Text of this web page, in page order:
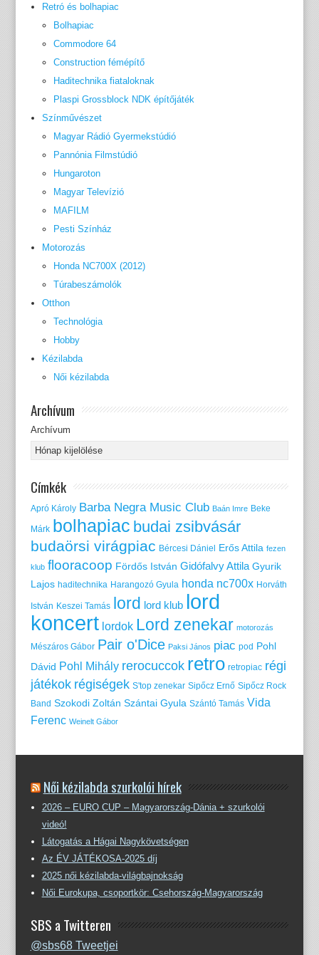
Retró és bolhapiac
Bolhapiac
Commodore 64
Construction fémépítő
Haditechnika fiataloknak
Plaspi Grossblock NDK építőjáték
Színművészet
Magyar Rádió Gyermekstúdió
Pannónia Filmstúdió
Hungaroton
Magyar Televízió
MAFILM
Pesti Színház
Motorozás
Honda NC700X (2012)
Túrabeszámolók
Otthon
Technológia
Hobby
Kézilabda
Női kézilabda
Archívum
Archívum
Címkék
Apró Károly Barba Negra Music Club Baán Imre Beke
Márk bolhapiac budai zsibvásár
budaörsi virágpiac Bércesi Dániel Erős Attila fezen
klub flooracoop Fördős István Gidófalvy Attila Gyurik
Lajos haditechnika Harangozó Gyula honda nc700x Horváth
István Keszei Tamás lord lord klub lord
koncert lordok Lord zenekar motorozás
Mészáros Gábor Pair o'Dice Paksi János piac pod Pohl
Dávid Pohl Mihály rerocuccok retro retropiac régi
játékok régiségek S'top zenekar Sipőcz Ernő Sipőcz Rock
Band Szokodi Zoltán Szántai Gyula Szántó Tamás Vida
Ferenc Weinelt Gábor
Női kézilabda szurkolói hírek
2026 – EURO CUP – Magyarország-Dánia + szurkolói
videó!
Látogatás a Hágai Nagykövetségen
Az ÉV JÁTÉKOSA-2025 díj
2025 női kézilabda-világbajnokság
Női Eurokupa, csoportkör: Csehország-Magyarország
SBS a Twitteren
@sbs68 Tweetjei